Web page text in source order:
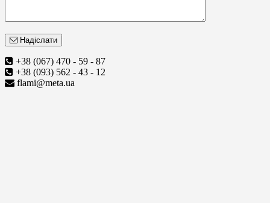
Надіслати
+38 (067) 470 - 59 - 87
+38 (093) 562 - 43 - 12
flami@meta.ua